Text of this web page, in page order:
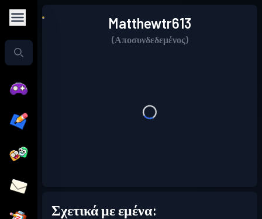
Matthewtr613
(Αποσυνδεδεμένος)
Σχετικά με εμένα: